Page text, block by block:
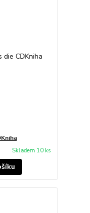
Skladem 10 ks